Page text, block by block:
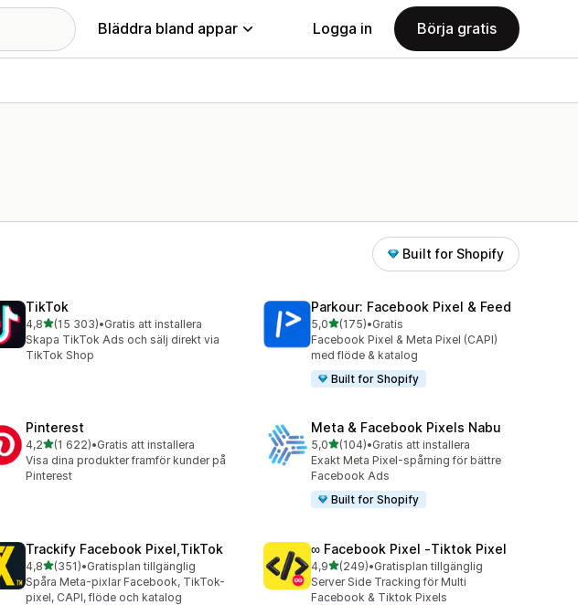
Bläddra bland appar Logga in Börja gratis
Built for Shopify
TikTok
4,8av 5 stjärnor
(15 303)
15303 recensioner totalt
•Gratis att installera
Skapa TikTok Ads och sälj direkt via
TikTok Shop
Parkour: Facebook Pixel & Feed
5,0av 5 stjärnor
(175)
175 recensioner totalt
•Gratis
Facebook Pixel & Meta Pixel (CAPI)
med flöde & katalog
Built for Shopify
Pinterest
4,2av 5 stjärnor
(1 622)
1622 recensioner totalt
•Gratis att installera
Visa dina produkter framför kunder på
Pinterest
Meta & Facebook Pixels Nabu
5,0av 5 stjärnor
(104)
104 recensioner totalt
•Gratis att installera
Exakt Meta Pixel-spårning för bättre
Facebook Ads
Built for Shopify
Trackify Facebook Pixel,TikTok
4,8av 5 stjärnor
(351)
351 recensioner totalt
•Gratisplan tillgänglig
Spåra Meta-pixlar Facebook, TikTok-
pixel, CAPI, flöde och katalog
∞ Facebook Pixel ‑Tiktok Pixel
4,9av 5 stjärnor
(249)
249 recensioner totalt
•Gratisplan tillgänglig
Server Side Tracking för Multi
Facebook & Tiktok Pixels